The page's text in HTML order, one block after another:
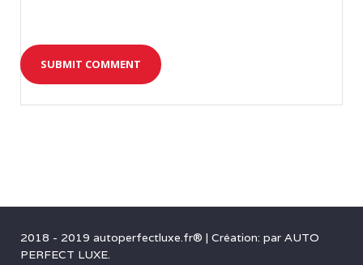
2018 - 2019 autoperfectluxe.fr® | Création: par AUTO
PERFECT LUXE